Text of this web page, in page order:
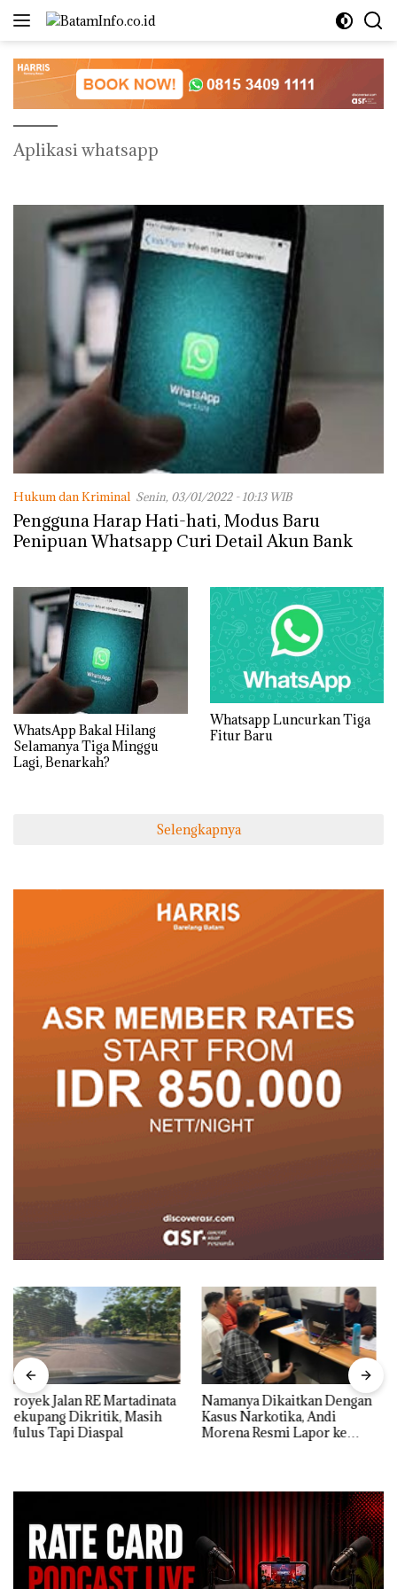
Langsung
Aplikasi whatsapp
Hukum dan Kriminal Senin, 03/01/2022 - 10:13 WIB
Pengguna Harap Hati-hati, Modus Baru
Penipuan Whatsapp Curi Detail Akun Bank
WhatsApp Bakal Hilang
Selamanya Tiga Minggu
Lagi, Benarkah?
Whatsapp Luncurkan Tiga
Fitur Baru
Selengkapnya
Namanya Dikaitkan Dengan
Kasus Narkotika, Andi
Morena Resmi Lapor ke
Dari Mujapati ke Sujapati 17
Bulan Kepemimpinan,Warga
Natuna Keluhkan Sulit